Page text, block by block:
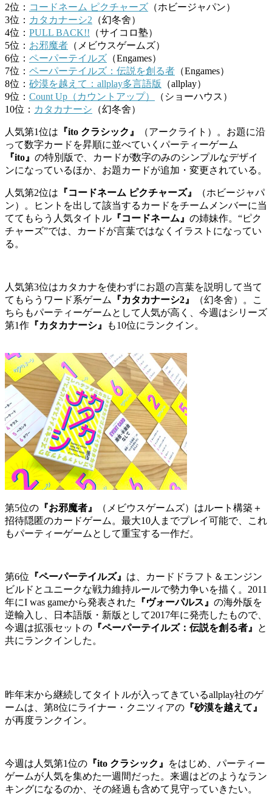
2位： コードネーム ピクチャーズ （ホビージャパン）
3位： カタカナーシ2 （幻冬舍）
4位： PULL BACK!! （サイコロ塾）
5位： お邪魔者 （メビウスゲームズ）
6位： ペーパーテイルズ （Engames）
7位： ペーパーテイルズ：伝説を創る者 （Engames）
8位： 砂漠を越えて：allplay多言語版
（allplay）
9位： Count Up（カウントアップ）
（ショーハウス）
10位： カタカナーシ （幻冬舍）
人気第1位は 『ito クラシック』
（アークライト）。お題に沿
って数字カードを昇順に並べていくパーティーゲーム
『ito』 の特別版で、カードが数字のみのシンプルなデザイ
ンになっているほか、お題カードが追加・変更されている。
人気第2位は 『コードネーム ピクチャーズ』
（ホビージャパ
ン）。ヒントを出して該当するカードをチームメンバーに当
ててもらう人気タイトル 『コードネーム』 の姉妹作。“ピク
チャーズ”では、カードが言葉ではなくイラストになってい
る。
人気第3位はカタカナを使わずにお題の言葉を説明して当て
てもらうワード系ゲーム
『カタカナーシ2』
（幻冬舍）。こ
ちらもパーティーゲームとして人気が高く、今週はシリーズ
第1作 『カタカナーシ』 も10位にランクイン。
第5位の 『お邪魔者』
（メビウスゲームズ）はルート構築＋
招待隠匿のカードゲーム。最大10人までプレイ可能で、これ
もパーティーゲームとして重宝する一作だ。
第6位 『ペーパーテイルズ』 は、カードドラフト＆エンジン
ビルドとユニークな戦力維持ルールで勢力争いを描く。2011
年にI was gameから発表された
『ヴォーパルス』 の海外版を
逆輸入し、日本語版・新版として2017年に発売したもので、
今週は拡張セットの 『ペーパーテイルズ：伝説を創る者』
と
共にランクインした。
昨年末から継続してタイトルが入ってきているallplay社のゲ
ームは、第8位にライナー・クニツィアの 『砂漠を越えて』
が再度ランクイン。
今週は人気第1位の 『ito クラシック』
をはじめ、パーティー
ゲームが人気を集めた一週間だった。来週はどのようなラン
キングになるのか、その経過も含めて見守っていきたい。